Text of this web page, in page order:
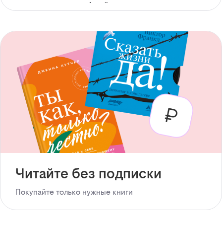
с доступом офлайн
Читайте без подписки
Покупайте только нужные книги